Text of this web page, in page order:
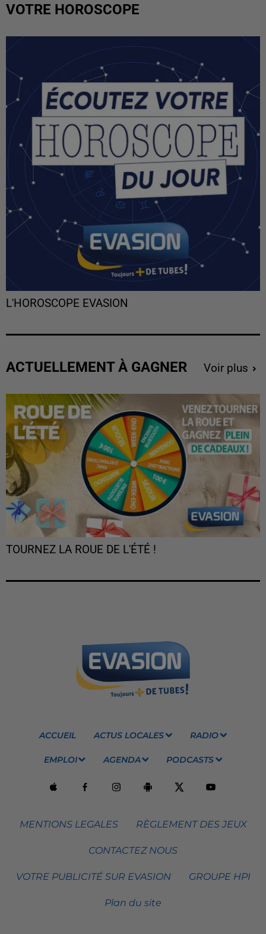
VOTRE HOROSCOPE
L'HOROSCOPE EVASION
ACTUELLEMENT À GAGNER Voir plus
TOURNEZ LA ROUE DE L'ÉTÉ !
ACCUEIL ACTUS LOCALES RADIO
EMPLOI AGENDA PODCASTS
MENTIONS LEGALES RÈGLEMENT DES JEUX
CONTACTEZ NOUS
VOTRE PUBLICITÉ SUR EVASION GROUPE HPI
Plan du site